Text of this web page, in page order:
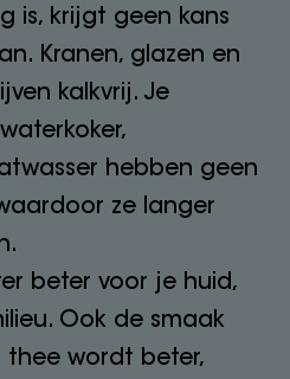
is, krijgt geen kans
Kranen, glazen en
kalkvrij. Je
hebben geen
ze langer
beter voor je huid,
Ook de smaak
wordt beter,